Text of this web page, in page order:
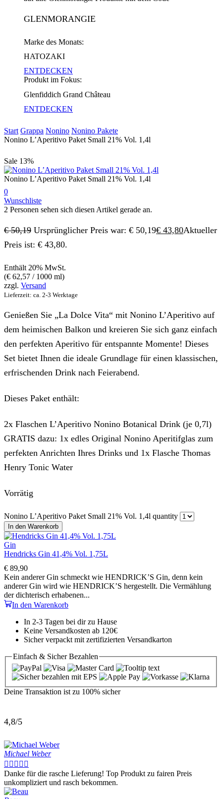
GLENMORANGIE
Marke des Monats:
HATOZAKI
ENTDECKEN
Produkt im Fokus:
Glenfiddich Grand Château
ENTDECKEN
Start Grappa Nonino Nonino Pakete
Nonino L’Aperitivo Paket Small 21% Vol. 1,4l
Sale 13%
Nonino L’Aperitivo Paket Small 21% Vol. 1,4l
0
Wunschliste
2 Personen sehen sich diesen Artikel gerade an.
€50,19 Ursprünglicher Preis war: € 50,19€ 43,80Aktueller
Preis ist: € 43,80.
Enthält 20% MwSt.
(€ 62,57 / 1000 ml)
zzgl. Versand
Lieferzeit: ca. 2-3 Werktage
Genießen Sie „La Dolce Vita“ mit Nonino L’Aperitivo auf
dem heimischen Balkon und kreieren Sie sich ganz einfach
den perfekten Aperitivo für entspannte Momente! Dieses
Set bietet Ihnen die ideale Grundlage für einen klassischen,
erfrischenden Drink nach Feierabend.
Dieses Paket enthält:
2x Flaschen L’Aperitivo Nonino Botanical Drink (je 0,7l)
GRATIS dazu: 1x edles Original Nonino Aperitifglas zum
perfekten Anrichten Ihres Drinks und 1x Flasche Thomas
Henry Tonic Water
Vorrätig
Nonino L’Aperitivo Paket Small 21% Vol. 1,4l quantity
In den Warenkorb
Gin
Hendricks Gin 41,4% Vol. 1,75L
€ 89,90
Kein anderer Gin schmeckt wie HENDRICK’S Gin, denn kein
anderer Gin wird wie HENDRICK’S hergestellt. Die Vermählung
der dichterisch erhabenen...
In den Warenkorb
In 2-3 Tagen bei dir zu Hause
Keine Versandkosten ab 120€
Sicher verpackt mit zertifizierten Versandkarton
Einfach & SicherBezahlen
Deine Transaktion ist zu 100% sicher
4,8/5
Michael Weber
    
Danke für die rasche Lieferung! Top Produkt zu fairen Preis
unkompliziert und rasch bekommen.